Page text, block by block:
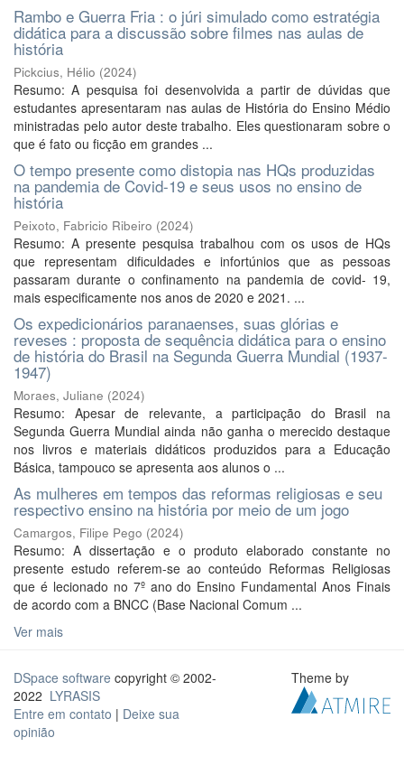
Rambo e Guerra Fria : o júri simulado como estratégia
didática para a discussão sobre filmes nas aulas de
história
Pickcius, Hélio (2024)
Resumo: A pesquisa foi desenvolvida a partir de dúvidas que
estudantes apresentaram nas aulas de História do Ensino Médio
ministradas pelo autor deste trabalho. Eles questionaram sobre o
que é fato ou ficção em grandes ...
O tempo presente como distopia nas HQs produzidas
na pandemia de Covid-19 e seus usos no ensino de
história
Peixoto, Fabricio Ribeiro (2024)
Resumo: A presente pesquisa trabalhou com os usos de HQs
que representam dificuldades e infortúnios que as pessoas
passaram durante o confinamento na pandemia de covid- 19,
mais especificamente nos anos de 2020 e 2021. ...
Os expedicionários paranaenses, suas glórias e
reveses : proposta de sequência didática para o ensino
de história do Brasil na Segunda Guerra Mundial (1937-
1947)
Moraes, Juliane (2024)
Resumo: Apesar de relevante, a participação do Brasil na
Segunda Guerra Mundial ainda não ganha o merecido destaque
nos livros e materiais didáticos produzidos para a Educação
Básica, tampouco se apresenta aos alunos o ...
As mulheres em tempos das reformas religiosas e seu
respectivo ensino na história por meio de um jogo
Camargos, Filipe Pego (2024)
Resumo: A dissertação e o produto elaborado constante no
presente estudo referem-se ao conteúdo Reformas Religiosas
que é lecionado no 7º ano do Ensino Fundamental Anos Finais
de acordo com a BNCC (Base Nacional Comum ...
Ver mais
DSpace software copyright © 2002-
2022 LYRASIS
Entre em contato | Deixe sua
opinião
Theme by